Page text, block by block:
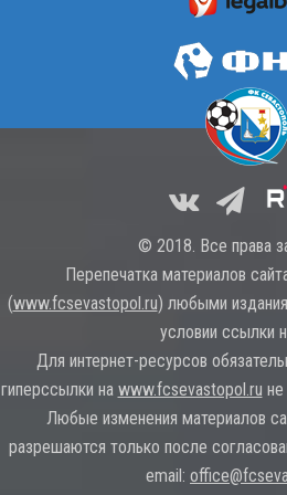
© 2018. Все права
Перепечатка материалов
(www.fcsevastopol.ru) любыми
условии ссылки
Для интернет-ресурсов
гиперссылки на www.fcsevastopol.ru не
Любые изменения материалов
разрешаются только после
email: